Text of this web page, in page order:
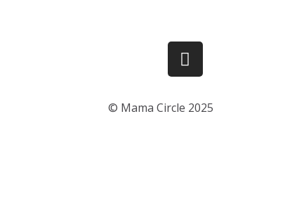
© Mama Circle 2025